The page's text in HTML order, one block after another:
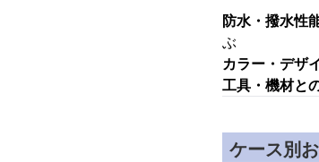
防水・撥水性
ぶ
カラー・デザ
工具・機材と
ケース別